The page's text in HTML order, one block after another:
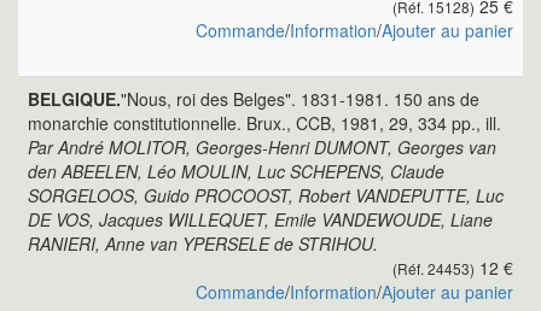
(Réf. 15128) 25 €
Commande/Information/Ajouter au panier
BELGIQUE."Nous, roi des Belges". 1831-1981. 150 ans de
monarchie constitutionnelle. Brux., CCB, 1981, 29, 334 pp., ill.
Par André MOLITOR, Georges-Henri DUMONT, Georges van
den ABEELEN, Léo MOULIN, Luc SCHEPENS, Claude
SORGELOOS, Guido PROCOOST, Robert VANDEPUTTE, Luc
DE VOS, Jacques WILLEQUET, Emile VANDEWOUDE, Liane
RANIERI, Anne van YPERSELE de STRIHOU.
(Réf. 24453) 12 €
Commande/Information/Ajouter au panier